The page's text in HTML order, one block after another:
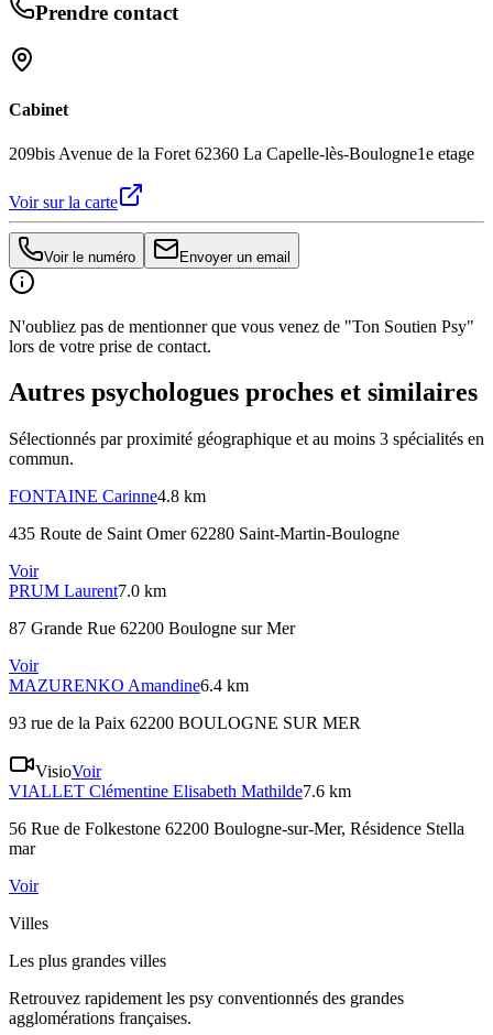
Prendre contact
Cabinet
209bis Avenue de la Foret 62360 La Capelle-lès-Boulogne1e etage
Voir sur la carte
Voir le numéro Envoyer un email
N'oubliez pas de mentionner que vous venez de "Ton Soutien Psy"
lors de votre prise de contact.
Autres psychologues proches et similaires
Sélectionnés par proximité géographique et au moins 3 spécialités en
commun.
FONTAINE Carinne4.8 km
435 Route de Saint Omer 62280 Saint-Martin-Boulogne
Voir
PRUM Laurent7.0 km
87 Grande Rue 62200 Boulogne sur Mer
Voir
MAZURENKO Amandine6.4 km
93 rue de la Paix 62200 BOULOGNE SUR MER
VisioVoir
VIALLET Clémentine Elisabeth Mathilde7.6 km
56 Rue de Folkestone 62200 Boulogne-sur-Mer, Résidence Stella
mar
Voir
Villes
Les plus grandes villes
Retrouvez rapidement les psy conventionnés des grandes
agglomérations françaises.